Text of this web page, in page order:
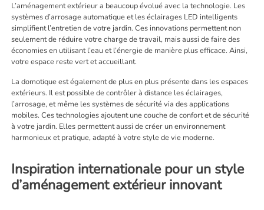
L’aménagement extérieur a beaucoup évolué avec la technologie. Les
systèmes d’arrosage automatique et les éclairages LED intelligents
simplifient l’entretien de votre jardin. Ces innovations permettent non
seulement de réduire votre charge de travail, mais aussi de faire des
économies en utilisant l’eau et l’énergie de manière plus efficace. Ainsi,
votre espace reste vert et accueillant.
La domotique est également de plus en plus présente dans les espaces
extérieurs. Il est possible de contrôler à distance les éclairages,
l’arrosage, et même les systèmes de sécurité via des applications
mobiles. Ces technologies ajoutent une couche de confort et de sécurité
à votre jardin. Elles permettent aussi de créer un environnement
harmonieux et pratique, adapté à votre style de vie moderne.
Inspiration internationale pour un style
d’aménagement extérieur innovant